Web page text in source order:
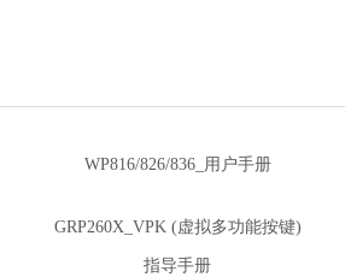
WP816/826/836_用户手册
GRP260X_VPK (虚拟多功能按键)
指导手册